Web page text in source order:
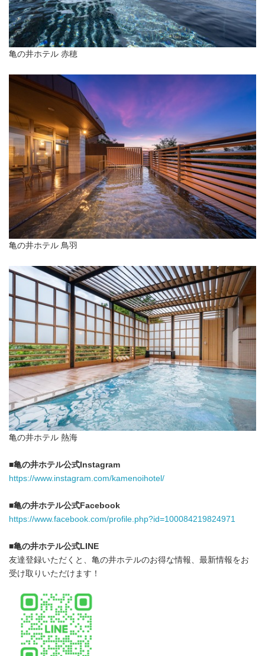
亀の井ホテル 赤穂
亀の井ホテル 鳥羽
亀の井ホテル 熱海
■亀の井ホテル公式 Instagram
https://www.instagram.com/kamenoihotel/
■亀の井ホテル公式 Facebook
https://www.facebook.com/profile.php?id=100084219824971
■亀の井ホテル公式LINE
友達登録いただくと、亀の井ホテルのお得な情報、最新情報をお
受け取りいただけます！